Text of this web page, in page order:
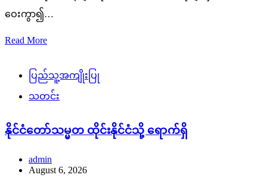
ဝေးကွာ၍…
Read More
ပြည်သူ့အကျိုးပြု
သတင်း
နိုင်ငံတော်သမ္မတ ထိုင်းနိုင်ငံသို့ ရောက်ရှိ
admin
August 6, 2026